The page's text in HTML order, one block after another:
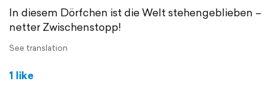
In diesem Dörfchen ist die Welt stehengeblieben –
netter Zwischenstopp!
See translation
1 like